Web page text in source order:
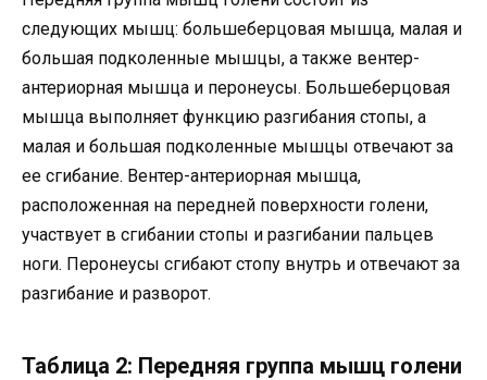
следующих мышц: большеберцовая мышца, малая и
большая подколенные мышцы, а также вентер-
антериорная мышца и перонеусы. Большеберцовая
мышца выполняет функцию разгибания стопы, а
малая и большая подколенные мышцы отвечают за
ее сгибание. Вентер-антериорная мышца,
расположенная на передней поверхности голени,
участвует в сгибании стопы и разгибании пальцев
ноги. Перонеусы сгибают стопу внутрь и отвечают за
разгибание и разворот.
Таблица 2: Передняя группа мышц голени